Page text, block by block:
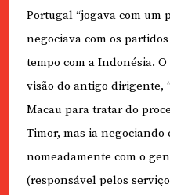
Portugal “jogava com um
negociava com os
tempo com a Indonésia.
visão do antigo dirigente,
Macau para tratar do
Timor, mas ia negociando
nomeadamente com o
(responsável pelos